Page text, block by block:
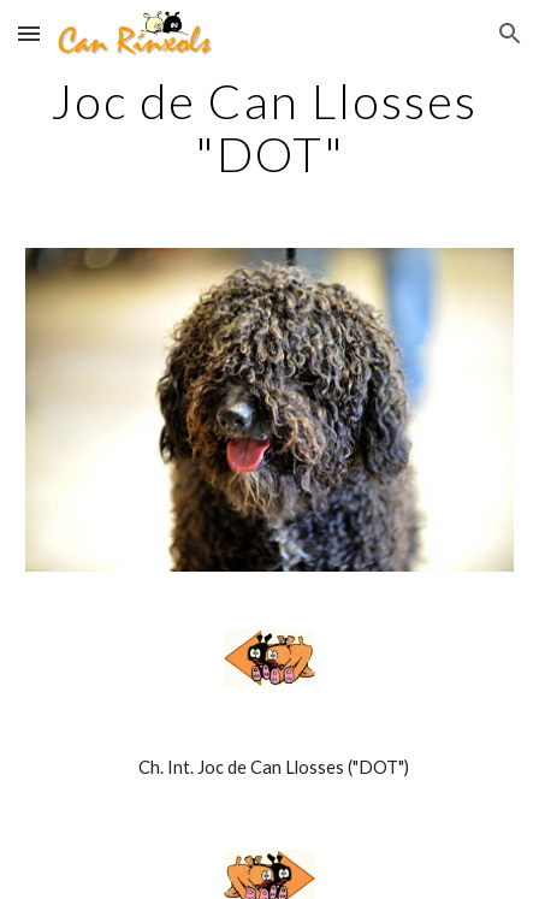
Skip to main content Skip to navigation
Joc de Can Llosses
"DOT"
  Ch. Int. Joc de Can Llosses ("DOT")